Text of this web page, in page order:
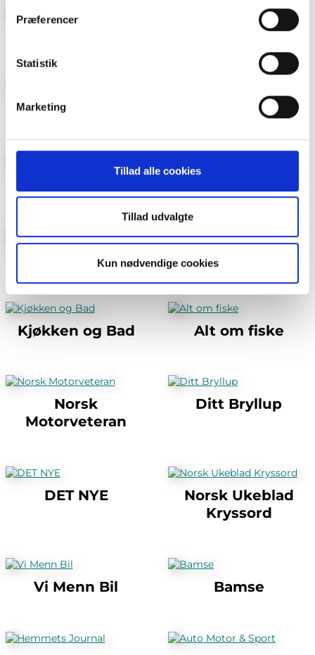
tilbagetrækker et samtykke. Du kan læse mere om vores
brug af cookies og behandling af dine personoplysninger i
voresprivatlivspolitik
Præferencer
Statistik
Marketing
Tillad alle cookies
Tillad udvalgte
Kun nødvendige cookies
Lev Landlig
Maison Mat og Vin Foreldre & Barn
Vi Menn Tema Bo Bygg og Bolig
Kjøkken og Bad Alt om fiske
Norsk
Motorveteran
Ditt Bryllup
DET NYE
Norsk Ukeblad
Kryssord
Vi Menn Bil Bamse